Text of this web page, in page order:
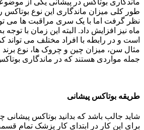
ماه نیز افزایش داد. البته این زمان با
است و در رابطه با افراد مختلف می تواند
مثال سن، میزان چین و چروک ها، نوع برند
جمله مواردی هستند که در ماندگاری
طریقه بوتاکس پیشانی
شاید جالب باشد که بدانید بوتاکس پیشانی
برای این کار در ابتدای کار پزشک تمام